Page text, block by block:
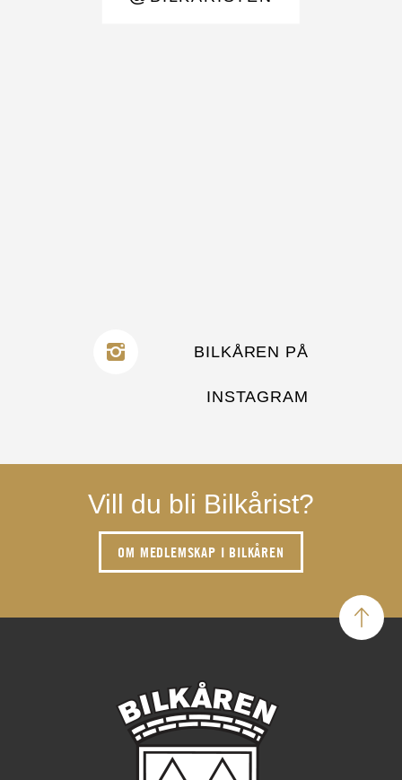
BILKÅREN PÅ
INSTAGRAM
Vill du bli Bilkårist?
OM MEDLEMSKAP I BILKÅREN